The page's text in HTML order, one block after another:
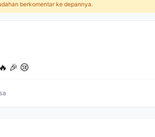
berkomentar ke depannya.
🔥 🎉 😢